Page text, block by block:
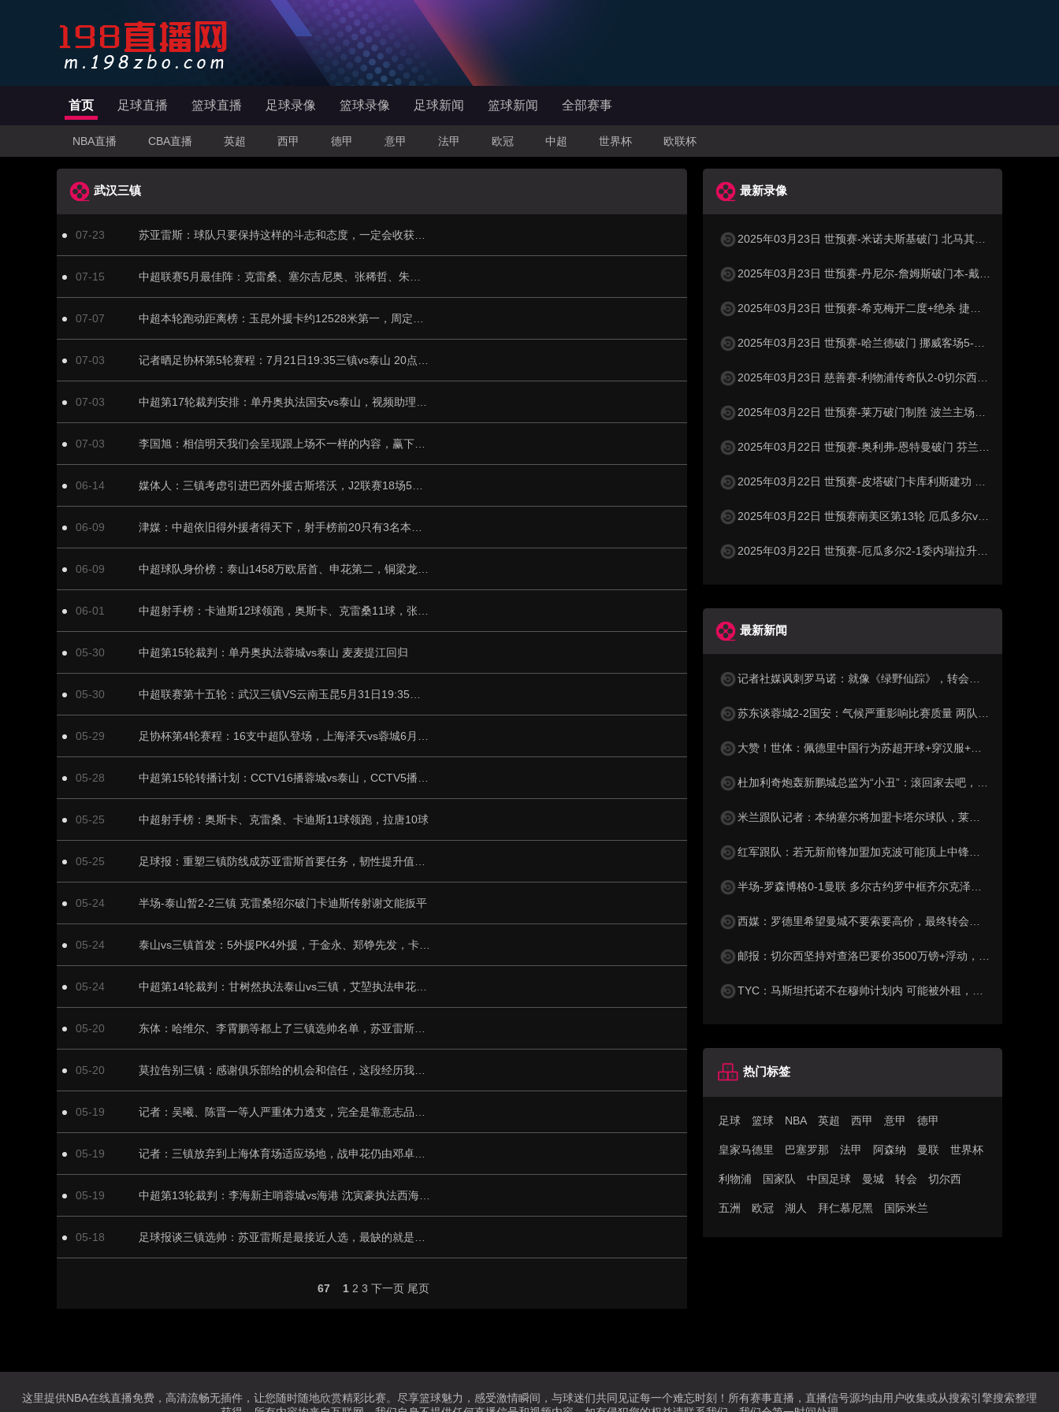
首页 足球直播 篮球直播 足球录像 篮球录像 足球新闻 篮球新闻 全部赛事
NBA直播 CBA直播 英超 西甲 德甲 意甲 法甲 欧冠 中超 世界杯 欧联杯
武汉三镇
07-23
07-15
07-07
07-03
07-03
07-03
06-14
06-09
06-09
06-01
05-30 中超第15轮裁判：单丹奥执法蓉城vs泰山 麦麦提江回归
05-30
05-29
05-28
05-25 中超射手榜：奥斯卡、克雷桑、卡迪斯11球领跑，拉唐10球
05-25
05-24 半场-泰山暂2-2三镇 克雷桑绍尔破门卡迪斯传射谢文能扳平
05-24
05-24
05-20
05-20
05-19
05-19
05-19
05-18
67 1 2 3 下一页 尾页
最新录像
2025年03月23日 世预赛-米诺夫斯基破门 北马其顿3-0列支敦士登
2025年03月23日 世预赛-丹尼尔-詹姆斯破门本-戴维斯建功 威尔士3-1哈萨克斯坦
2025年03月23日 世预赛-希克梅开二度+绝杀 捷克2-1险胜法罗群岛
2025年03月23日 世预赛-哈兰德破门 挪威客场5-0大胜摩尔多瓦
2025年03月23日 慈善赛-利物浦传奇队2-0切尔西传奇队 克劳奇头球+挑射梅开二度
2025年03月22日 世预赛-莱万破门制胜 波兰主场1-0小胜立陶宛
2025年03月22日 世预赛-奥利弗-恩特曼破门 芬兰客场1-0马耳他
2025年03月22日 世预赛-皮塔破门卡库利斯建功 塞浦路斯2-0圣马力诺
2025年03月22日 世预赛南美区第13轮 厄瓜多尔vs委内瑞拉 全场录像
2025年03月22日 世预赛-厄瓜多尔2-1委内瑞拉升至第二 瓦伦西亚双响+失点
最新新闻
记者社媒讽刺罗马诺：就像《绿野仙踪》，转会市场网红俱乐部
苏东谈蓉城2-2国安：气候严重影响比赛质量 两队下半场才发力
大赞！世体：佩德里中国行为苏超开球+穿汉服+体验蹴鞠，备受欢迎
杜加利奇炮轰新鹏城总监为“小丑”：滚回家去吧，你根本不懂足球
米兰跟队记者：本纳塞尔将加盟卡塔尔球队，莱奥受土耳其豪门追捧
红军跟队：若无新前锋加盟加克波可能顶上中锋，或维尔茨踢伪九
半场-罗森博格0-1曼联 多尔古约罗中框齐尔克泽助攻莱西破门
西媒：罗德里希望曼城不要索要高价，最终转会费定为4500万+500万
邮报：切尔西坚持对查洛巴要价3500万镑+浮动，科莫将提高报价
TYC：马斯坦托诺不在穆帅计划内 可能被外租，佛罗伦萨最有可能
热门标签
足球 篮球 NBA 英超 西甲 意甲 德甲
皇家马德里 巴塞罗那 法甲 阿森纳 曼联 世界杯
利物浦 国家队 中国足球 曼城 转会 切尔西
五洲 欧冠 湖人 拜仁慕尼黑 国际米兰
这里提供NBA在线直播免费，高清流畅无插件，让您随时随地欣赏精彩比赛。尽享篮球魅力，感受激情瞬间，与球迷们共同见证每一个难忘时刻！所有赛事直播，直播信号源均由用户收集或从搜索引擎搜索整理